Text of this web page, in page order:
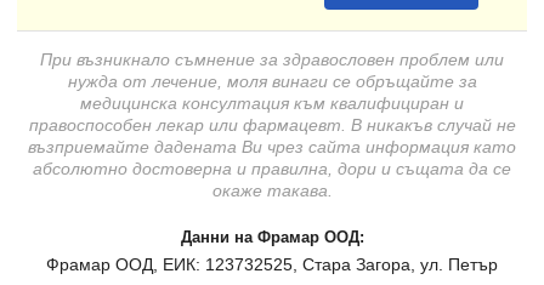
При възникнало съмнение за здравословен проблем или
нужда от лечение, моля винаги се обръщайте за
медицинска консултация към квалифициран и
правоспособен лекар или фармацевт. В никакъв случай не
възприемайте дадената Ви чрез сайта информация като
абсолютно достоверна и правилна, дори и същата да се
окаже такава.
Данни на Фрамар ООД:
Фрамар ООД, ЕИК: 123732525, Стара Загора, ул. Петър